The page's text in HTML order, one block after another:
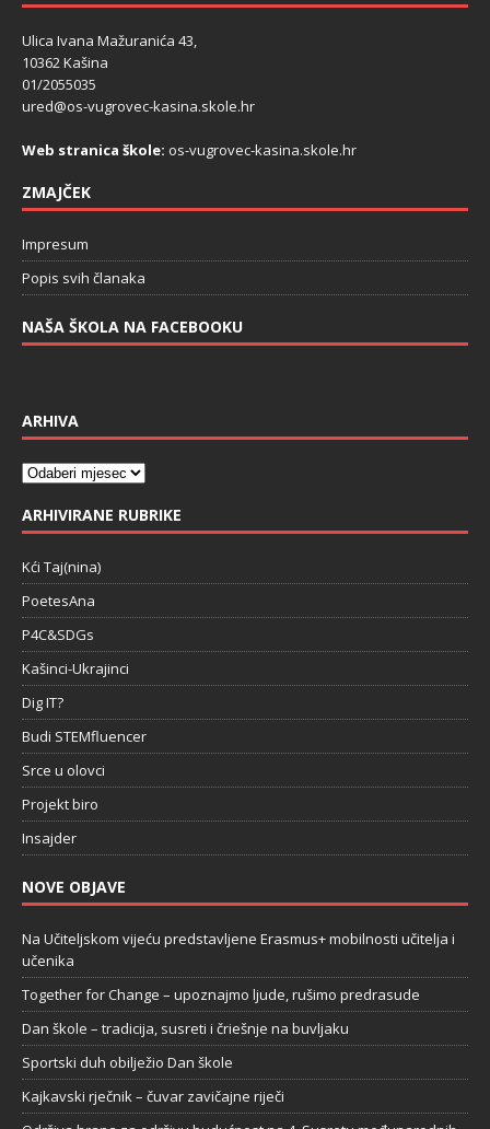
Ulica Ivana Mažuranića 43,
10362 Kašina
01/2055035
ured@os-vugrovec-kasina.skole.hr
Web stranica škole: os-vugrovec-kasina.skole.hr
ZMAJČEK
Impresum
Popis svih članaka
NAŠA ŠKOLA NA FACEBOOKU
ARHIVA
ARHIVIRANE RUBRIKE
Kći Taj(nina)
PoetesAna
P4C&SDGs
Kašinci-Ukrajinci
Dig IT?
Budi STEMfluencer
Srce u olovci
Projekt biro
Insajder
NOVE OBJAVE
Na Učiteljskom vijeću predstavljene Erasmus+ mobilnosti učitelja i
učenika
Together for Change – upoznajmo ljude, rušimo predrasude
Dan škole – tradicija, susreti i čriešnje na buvljaku
Sportski duh obilježio Dan škole
Kajkavski rječnik – čuvar zavičajne riječi